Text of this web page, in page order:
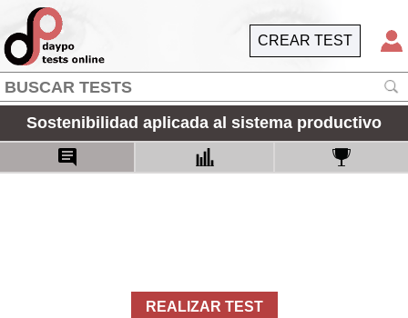
CREAR TEST
Sostenibilidad aplicada al sistema productivo
REALIZAR TEST